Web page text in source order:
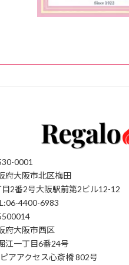
0001
府大阪市北区梅田
目2番2号大阪駅前第2ビル12-12
4400-6983
府大阪市西区
江一丁目6番24号
アアクセス心斎橋 802号